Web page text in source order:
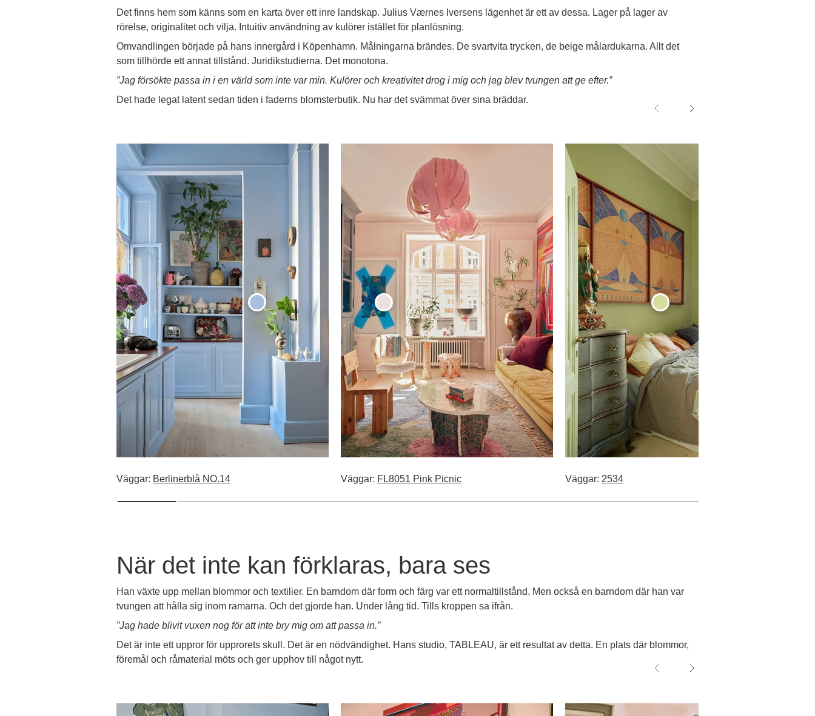
Det finns hem som känns som en karta över ett inre landskap. Julius Værnes Iversens lägenhet är ett av dessa. Lager på lager av
rörelse, originalitet och vilja. Intuitiv användning av kulörer istället för planlösning.
Omvandlingen började på hans innergård i Köpenhamn. Målningarna brändes. De svartvita trycken, de beige målardukarna. Allt det
som tillhörde ett annat tillstånd. Juridikstudierna. Det monotona.
”Jag försökte passa in i en värld som inte var min. Kulörer och kreativitet drog i mig och jag blev tvungen att ge efter.”
Det hade legat latent sedan tiden i faderns blomsterbutik. Nu har det svämmat över sina bräddar.
Väggar: Berlinerblå NO.14 Väggar: FL8051 Pink Picnic Väggar: 2534
När det inte kan förklaras, bara ses
Han växte upp mellan blommor och textilier. En barndom där form och färg var ett normaltillstånd. Men också en barndom där han var
tvungen att hålla sig inom ramarna. Och det gjorde han. Under lång tid. Tills kroppen sa ifrån.
”Jag hade blivit vuxen nog för att inte bry mig om att passa in.”
Det är inte ett uppror för upprorets skull. Det är en nödvändighet. Hans studio, TABLEAU, är ett resultat av detta. En plats där blommor,
föremål och råmaterial möts och ger upphov till något nytt.